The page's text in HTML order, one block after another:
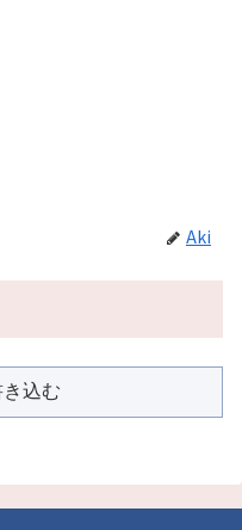
Aki
込む